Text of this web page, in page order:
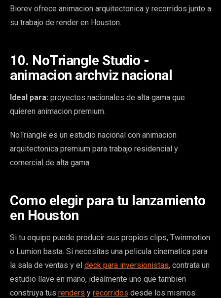
Biorev ofrece animacion arquitectonica y recorridos junto a
su trabajo de render en Houston.
10. NoTriangle Studio -
animacion archviz nacional
Ideal para: proyectos nacionales de alta gama que
quieren animacion premium.
NoTriangle es un estudio nacional con animacion
arquitectonica premium para trabajo residencial y
comercial de alta gama.
Como elegir para tu lanzamiento
en Houston
Si tu equipo puede producir sus propios clips, Twinmotion
o Lumion basta. Si necesitas una pelicula cinematica para
la sala de ventas y el deck para inversionistas, contrata un
estudio llave en mano, idealmente uno que tambien
construya tus renders y recorridos desde los mismos